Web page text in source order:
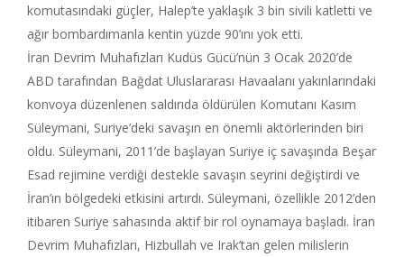
komutasındaki güçler, Halep’te yaklaşık 3 bin sivili katletti ve
ağır bombardımanla kentin yüzde 90’ını yok etti.
İran Devrim Muhafızları Kudüs Gücü’nün 3 Ocak 2020’de
ABD tarafından Bağdat Uluslararası Havaalanı yakınlarındaki
konvoya düzenlenen saldırıda öldürülen Komutanı Kasım
Süleymani, Suriye’deki savaşın en önemli aktörlerinden biri
oldu. Süleymani, 2011’de başlayan Suriye iç savaşında Beşar
Esad rejimine verdiği destekle savaşın seyrini değiştirdi ve
İran’ın bölgedeki etkisini artırdı. Süleymani, özellikle 2012’den
itibaren Suriye sahasında aktif bir rol oynamaya başladı. İran
Devrim Muhafızları, Hizbullah ve Irak’tan gelen milislerin